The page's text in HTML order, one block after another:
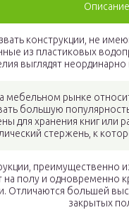
Описание
конструкции, не
из пластиковых
выглядят
мебельном рынке
большую
для хранения книг или
стержень, к
преимущественно
на полу и одновременно
Отличаются большей
закрытых